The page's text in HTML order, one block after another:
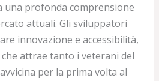
una profonda comprensione
attuali. Gli sviluppatori
innovazione e accessibilità,
attrae tanto i veterani del
per la prima volta al